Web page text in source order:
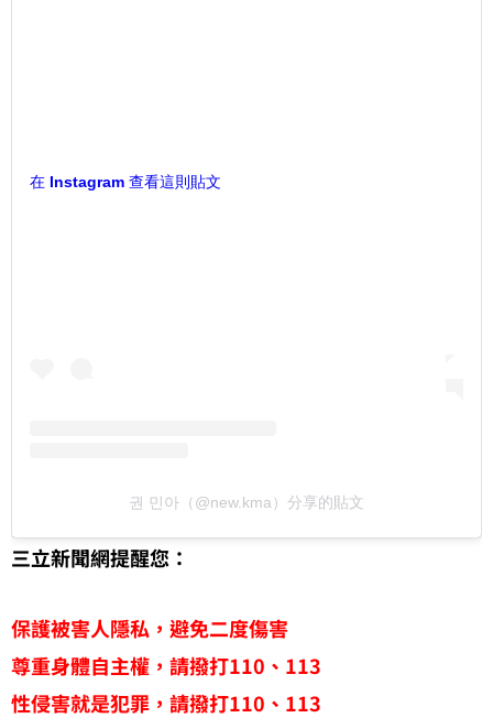
在 Instagram 查看這則貼文
권 민아（@new.kma）分享的貼文
三立新聞網提醒您：
保護被害人隱私，避免二度傷害
尊重身體自主權，請撥打110、113
性侵害就是犯罪，請撥打110、113